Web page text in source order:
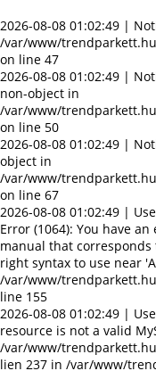
2026-08-08 01:02:49 |
/var/www/
on line 47
2026-08-08 01:02:49 |
non-object in
/var/www/
on line 50
2026-08-08 01:02:49 |
object in
/var/www/
on line 67
2026-08-08 01:02:49 |
Error (1064): You have
manual that corresponds
right syntax to use near
/var/www/
line 155
2026-08-08 01:02:49 |
resource is not a valid
/var/www/
lien 237 in /var/www/